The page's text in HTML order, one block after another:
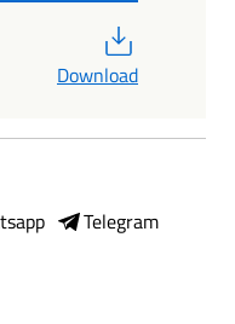
Download
Telegram